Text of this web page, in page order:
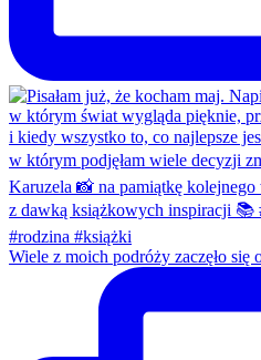
Wiele z moich podróży zaczęło się